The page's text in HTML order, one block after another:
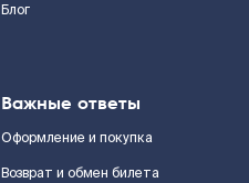
Блог
Важные ответы
Оформление и покупка
Возврат и обмен билета